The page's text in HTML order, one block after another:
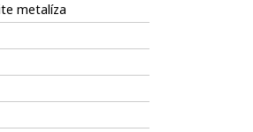
metalíza